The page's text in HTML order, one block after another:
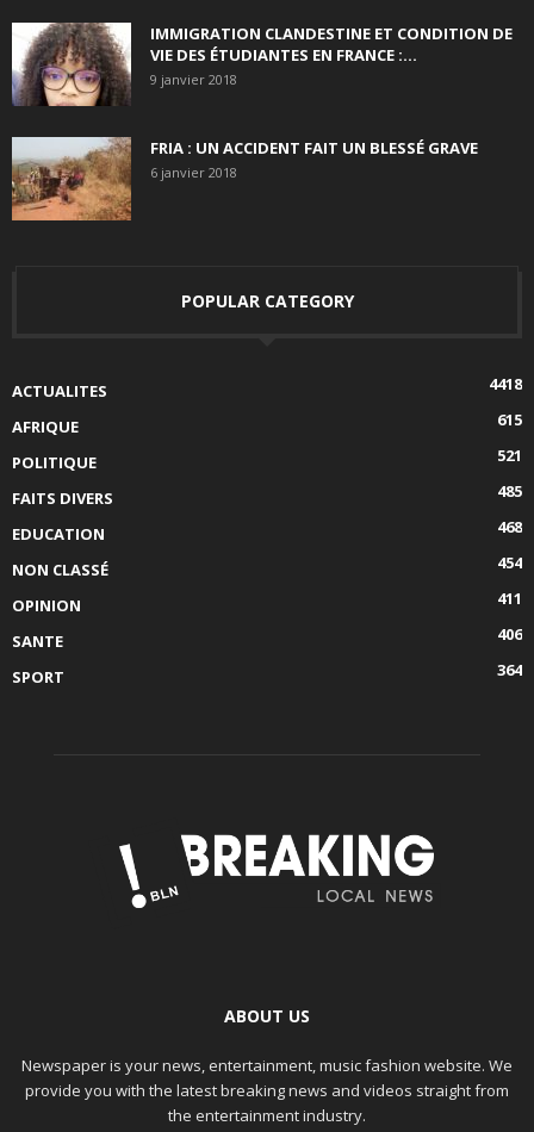
IMMIGRATION CLANDESTINE ET CONDITION DE
VIE DES ÉTUDIANTES EN FRANCE :...
9 janvier 2018
FRIA : UN ACCIDENT FAIT UN BLESSÉ GRAVE
6 janvier 2018
POPULAR CATEGORY
ACTUALITES
4418
AFRIQUE
615
POLITIQUE
521
FAITS DIVERS
485
EDUCATION
468
NON CLASSÉ
454
OPINION
411
SANTE
406
SPORT
364
ABOUT US
Newspaper is your news, entertainment, music fashion website. We
provide you with the latest breaking news and videos straight from
the entertainment industry.